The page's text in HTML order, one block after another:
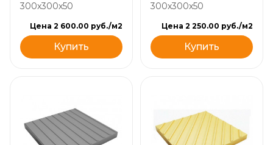
300x300x50
Цена 2 600.00 руб./м2
Купить
300x300x50
Цена 2 250.00 руб./м2
Купить